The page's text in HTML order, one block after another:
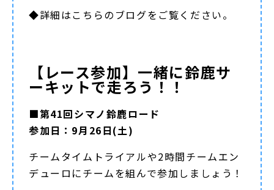
◆詳細はこちらのブログをご覧ください。
【レース参加】一緒に鈴鹿サ
ーキットで走ろう！！
■第41回シマノ鈴鹿ロード
参加日：9月26日(土)
チームタイムトライアルや2時間チームエン
デューロにチームを組んで参加しましょう！